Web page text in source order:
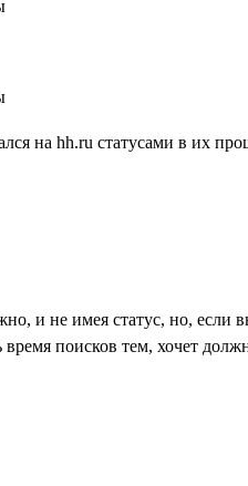
на hh.ru статусами в их
и не имея статус, но, если
поисков тем, хочет